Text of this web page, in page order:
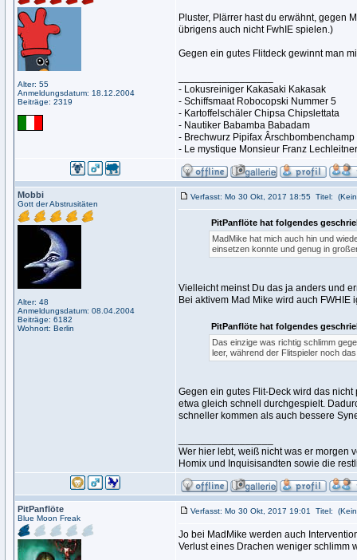
Alter: 55
Anmeldungsdatum: 18.12.2004
Beiträge: 2319
Pluster, Plärrer hast du erwähnt, gegen
übrigens auch nicht FwhIE spielen.)
Gegen ein gutes Flitdeck gewinnt man
- Lokusreiniger Kakasaki Kakasak
- Schiffsmaat Robocopski Nummer 5
- Kartoffelschäler Chipsa Chipslettata
- Nautiker Babamba Babadam
- Brechwurz Pipifax Ârschbombenchamp
- Le mystique Monsieur Franz
Mobbi
Gott der Abstrusitäten
Alter: 48
Anmeldungsdatum: 08.04.2004
Beiträge: 6182
Wohnort: Berlin
Verfasst: Mo 30 Okt, 2017 18:55 Titel:
PitPanflöte hat folgendes
MadMike hat mich auch hin und
einsetzen konnte und genug in
Vielleicht meinst Du das ja anders und
Bei aktivem Mad Mike wird auch
PitPanflöte hat folgendes
Das einzige was richtig schlimm
leer, während der Flitspieler noch
Gegen ein gutes Flit-Deck wird das
etwa gleich schnell durchgespielt.
schneller kommen als auch bessere
Wer hier lebt, weiß nicht was er morgen
Homix und Inquisisandten sowie die
PitPanflöte
Blue Moon Freak
Verfasst: Mo 30 Okt, 2017 19:01 Titel:
Jo bei MadMike werden auch
Verlust eines Drachen weniger schlimm